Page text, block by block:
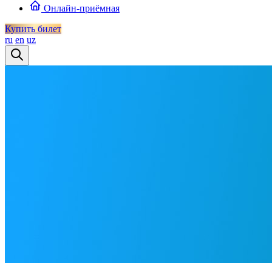
Онлайн-приёмная
Купить билет
ru en uz